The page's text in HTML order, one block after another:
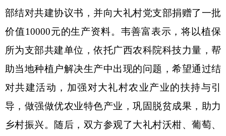
部结对共建协议书，并向大礼村党支部捐赠了一批
价值10000元的生产资料。韦善富表示，将以植保
所为支部共建单位，依托广西农科院科技力量，帮
助当地种植户解决生产中出现的问题，希望通过结
对共建活动，加强对大礼村农业产业的扶持与引
导，做强做优农业特色产业，巩固脱贫成果，助力
乡村振兴。随后，双方参观了大礼村沃柑、葡萄、